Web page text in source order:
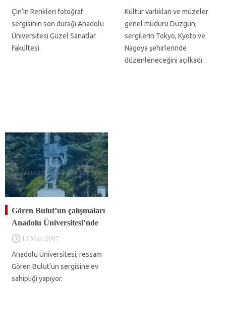
Çin’in Renkleri fotoğraf
sergisinin son durağı Anadolu
Üniversitesi Güzel Sanatlar
Fakültesi.
Kültür varlıkları ve müzeler
genel müdürü Düzgün,
sergilerin Tokyo, Kyoto ve
Nagoya şehirlerinde
düzenleneceğini açılkadı
Gören Bulut’un çalışmaları
Anadolu Üniversitesi’nde
13 Mart 2007
Anadolu Üniversitesi, ressam
Gören Bulut’un sergisine ev
sahipliği yapıyor.